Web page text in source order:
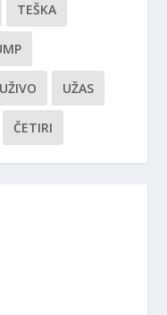
TEŠKA
UŽIVO UŽAS
ČETIRI